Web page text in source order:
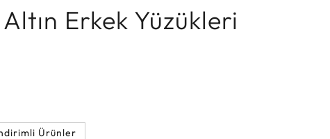
Altın Erkek Yüzükleri
Ürünler